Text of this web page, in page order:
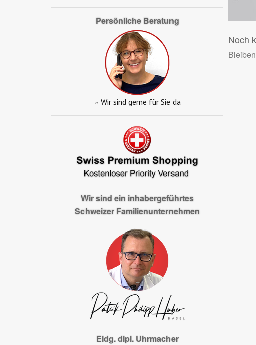
Persönliche Beratung
» Wir sind gerne für Sie da
Wir sind ein inhabergeführtes
Schweizer Familienunternehmen
Eidg. dipl. Uhrmacher
Noch